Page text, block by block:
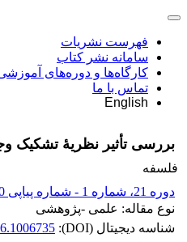
فهرست نشریات
سامانه نشر کتاب
کارگاه‌ها و دوره‌های
تماس با ما
English
بررسی تأثیر نظریۀ تشکیک
فلسفه
دوره 21، شماره 1 - شماره پیاپی 40
نوع مقاله: علمی -پژوهشی
شناسه دیجیتال (DOI):